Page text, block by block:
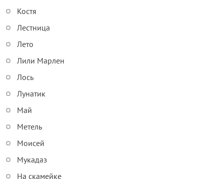
Костя
Лестница
Лето
Лили Марлен
Лось
Лунатик
Май
Метель
Моисей
Мукадаз
На скамейке